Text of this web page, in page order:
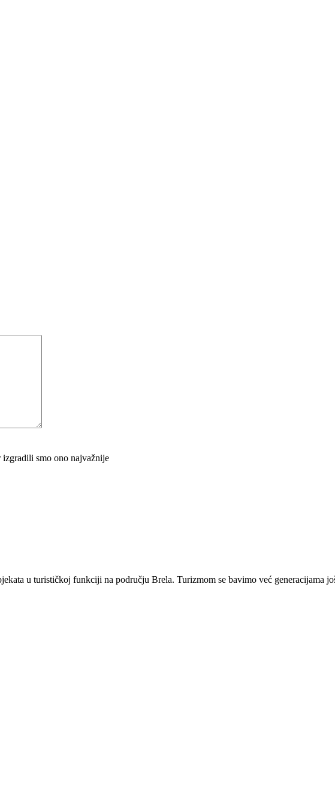
izgradili smo ono najvažnije
u turističkoj funkciji na području Brela. Turizmom se bavimo već generacijama